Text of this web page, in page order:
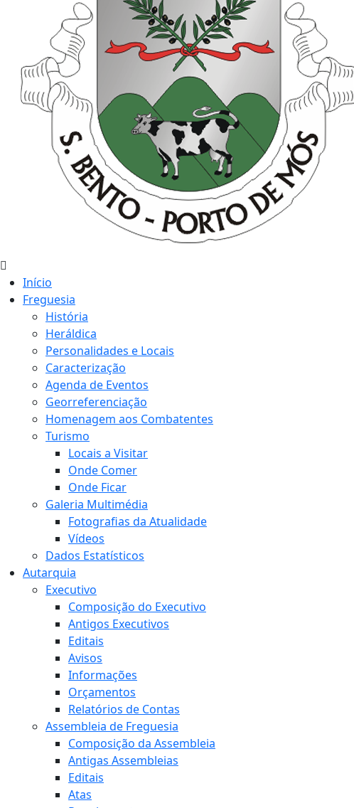
Início
Freguesia
História
Heráldica
Personalidades e Locais
Caracterização
Agenda de Eventos
Georreferenciação
Homenagem aos Combatentes
Turismo
Locais a Visitar
Onde Comer
Onde Ficar
Galeria Multimédia
Fotografias da Atualidade
Vídeos
Dados Estatísticos
Autarquia
Executivo
Composição do Executivo
Antigos Executivos
Editais
Avisos
Informações
Orçamentos
Relatórios de Contas
Assembleia de Freguesia
Composição da Assembleia
Antigas Assembleias
Editais
Atas